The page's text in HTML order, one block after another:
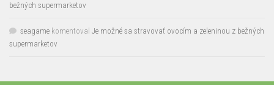
bežných supermarketov
seagame komentoval Je možné sa stravovať ovocím a zeleninou z bežných
supermarketov